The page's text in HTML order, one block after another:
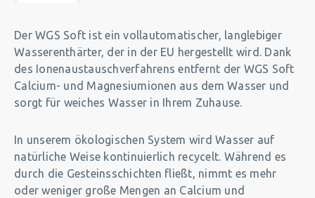
Der WGS Soft ist ein vollautomatischer, langlebiger
Wasserenthärter, der in der EU hergestellt wird. Dank
des Ionenaustauschverfahrens entfernt der WGS Soft
Calcium- und Magnesiumionen aus dem Wasser und
sorgt für weiches Wasser in Ihrem Zuhause.
In unserem ökologischen System wird Wasser auf
natürliche Weise kontinuierlich recycelt. Während es
durch die Gesteinsschichten fließt, nimmt es mehr
oder weniger große Mengen an Calcium und